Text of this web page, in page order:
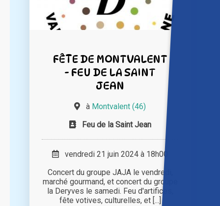
FÊTE DE MONTVALENT
- FEU DE LA SAINT
JEAN
à Montvalent (46)
Feu de la Saint Jean
vendredi 21 juin 2024 à 18h00
Concert du groupe JAJA le vendredi,
marché gourmand, et concert du groupe
la Deryves le samedi. Feu d'artifices,
fête votives, culturelles, et [...]